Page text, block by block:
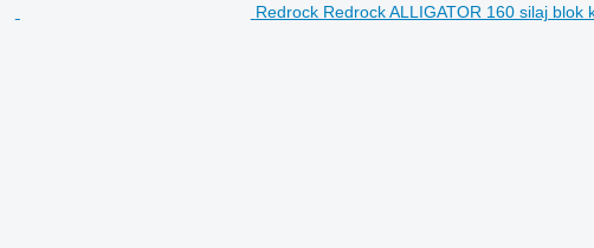
Redrock Redrock ALLIGATOR 160 silaj blok